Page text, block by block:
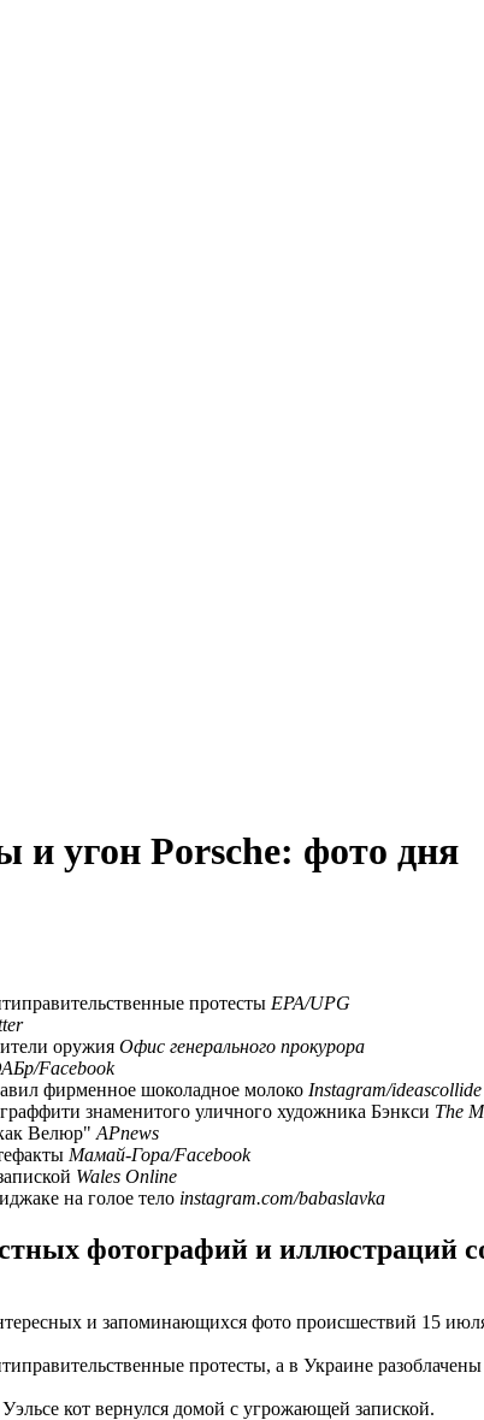
и угон Porsche: фото дня
протесты EPA/UPG
оружия Офис генерального прокурора
Facebook
фирменное шоколадное молоко Instagram/ideascollide
знаменитого уличного художника Бэнкси The
Велюр" APnews
Мамай-Гора/Facebook
Wales Online
на голое тело instagram.com/babaslavka
фотографий и иллюстраций
и запоминающихся фото происшествий 15
протесты, а в Украине
кот вернулся домой с угрожающей запиской.